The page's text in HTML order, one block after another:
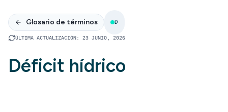
Glosario de términos D
ÚLTIMA ACTUALIZACIÓN: 23 JUNIO, 2026
Déficit hídrico